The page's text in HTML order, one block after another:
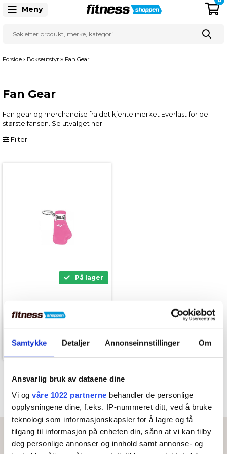
Samtykke Detaljer Annonseinnstillinger Om
Ansvarlig bruk av dataene dine
Vi og våre 1022 partnerne behandler de personlige
opplysningene dine, f.eks. IP-nummeret ditt, ved å bruke
teknologi som informasjonskapsler for å lagre og få
tilgang til informasjon på enheten din, sånn at vi kan tilby
deg personlige annonser og innhold samt annonse- og
Meny
Forside › Bokseutstyr » Fan Gear
Fan Gear
Fan gear og merchandise fra det kjente merket Everlast for de
største fansen. Se utvalget her:
Filter
På lager
Nøkkelring - Rosa
59,00kr.
Kontakt